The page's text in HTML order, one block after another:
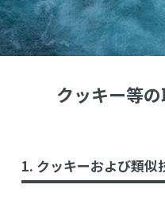
クッキー等
1. クッキーおよび類似